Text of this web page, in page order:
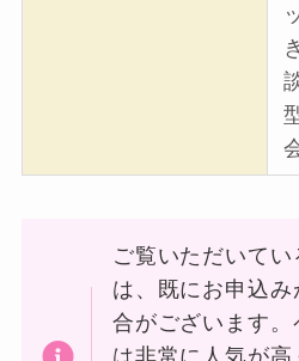
ご覧いただいてい
は、既にお申込
合がございます